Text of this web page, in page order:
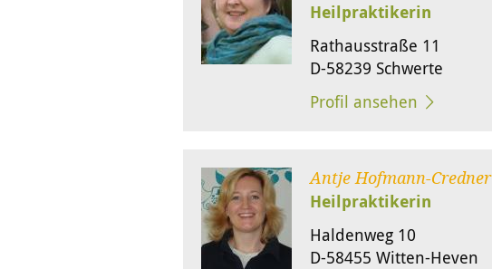
Heilpraktikerin
Rathausstraße 11
D-58239 Schwerte
Profil ansehen
Antje Hofmann-Credner
Heilpraktikerin
Haldenweg 10
D-58455 Witten-Heven